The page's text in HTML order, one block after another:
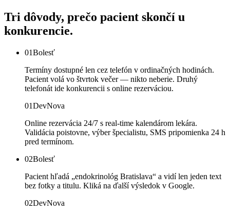
Tri dôvody, prečo pacient skončí u
konkurencie.
01Bolesť
Termíny dostupné len cez telefón v ordinačných hodinách.
Pacient volá vo štvrtok večer — nikto neberie. Druhý
telefonát ide konkurencii s online rezerváciou.
01DevNova
Online rezervácia 24/7 s real-time kalendárom lekára.
Validácia poistovne, výber špecialistu, SMS pripomienka 24 h
pred termínom.
02Bolesť
Pacient hľadá „endokrinológ Bratislava“ a vidí len jeden text
bez fotky a titulu. Kliká na ďalší výsledok v Google.
02DevNova